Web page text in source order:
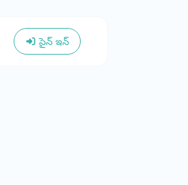
సైన్ ఇన్